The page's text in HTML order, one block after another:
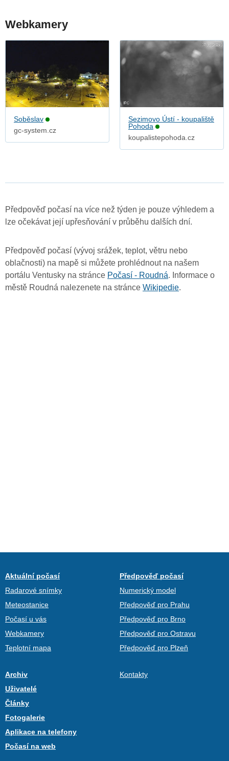
Webkamery
Soběslav
gc-system.cz
Sezimovo Ústí - koupaliště
Pohoda
koupalistepohoda.cz
Předpověď počasí na více než týden je pouze výhledem a
lze očekávat její upřesňování v průběhu dalších dní.
Předpověď počasí (vývoj srážek, teplot, větru nebo
oblačnosti) na mapě si můžete prohlédnout na našem
portálu Ventusky na stránce Počasí - Roudná. Informace o
městě Roudná nalezenete na stránce Wikipedie.
Aktuální počasí
Radarové snímky
Meteostanice
Počasí u vás
Webkamery
Teplotní mapa
Předpověď počasí
Numerický model
Předpověď pro Prahu
Předpověď pro Brno
Předpověď pro Ostravu
Předpověď pro Plzeň
Archiv
Uživatelé
Články
Fotogalerie
Aplikace na telefony
Počasí na web
Kontakty